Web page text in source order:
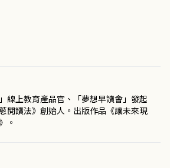
線上教育產品官、「夢想早讀會」發起
閱讀法》創始人。出版作品《讓未來現
。